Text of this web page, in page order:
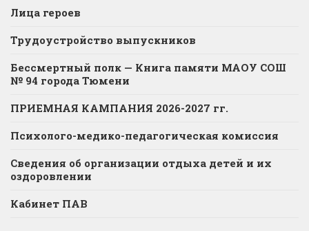
Лица героев
Трудоустройство выпускников
Бессмертный полк — Книга памяти МАОУ СОШ
№ 94 города Тюмени
ПРИЕМНАЯ КАМПАНИЯ 2026-2027 гг.
Психолого-медико-педагогическая комиссия
Сведения об организации отдыха детей и их
оздоровлении
Кабинет ПАВ